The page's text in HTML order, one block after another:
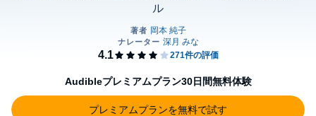
ル
Audibleプレミアムプラン30日間無料体験
プレミアムプランを無料で試す